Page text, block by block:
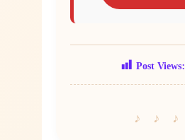
Post Views: